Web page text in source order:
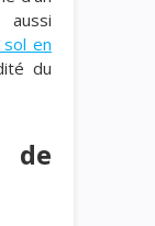
aussi
en
du